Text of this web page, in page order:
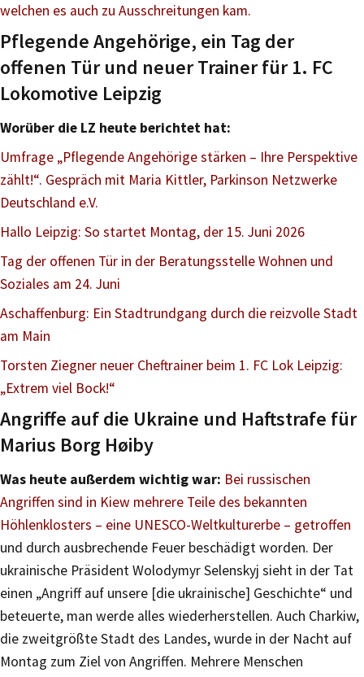
welchen es auch zu Ausschreitungen kam.
Pflegende Angehörige, ein Tag der
offenen Tür und neuer Trainer für 1. FC
Lokomotive Leipzig
Worüber die LZ heute berichtet hat:
Umfrage „Pflegende Angehörige stärken – Ihre Perspektive
zählt!“. Gespräch mit Maria Kittler, Parkinson Netzwerke
Deutschland e.V.
Hallo Leipzig: So startet Montag, der 15. Juni 2026
Tag der offenen Tür in der Beratungsstelle Wohnen und
Soziales am 24. Juni
Aschaffenburg: Ein Stadtrundgang durch die reizvolle Stadt
am Main
Torsten Ziegner neuer Cheftrainer beim 1. FC Lok Leipzig:
„Extrem viel Bock!“
Angriffe auf die Ukraine und Haftstrafe für
Marius Borg Høiby
Was heute außerdem wichtig war: Bei russischen
Angriffen sind in Kiew mehrere Teile des bekannten
Höhlenklosters – eine UNESCO-Weltkulturerbe – getroffen
und durch ausbrechende Feuer beschädigt worden. Der
ukrainische Präsident Wolodymyr Selenskyj sieht in der Tat
einen „Angriff auf unsere [die ukrainische] Geschichte“ und
beteuerte, man werde alles wiederherstellen. Auch Charkiw,
die zweitgrößte Stadt des Landes, wurde in der Nacht auf
Montag zum Ziel von Angriffen. Mehrere Menschen